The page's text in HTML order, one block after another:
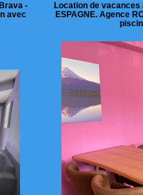
-
avec
Location de vacances
ESPAGNE. Agence